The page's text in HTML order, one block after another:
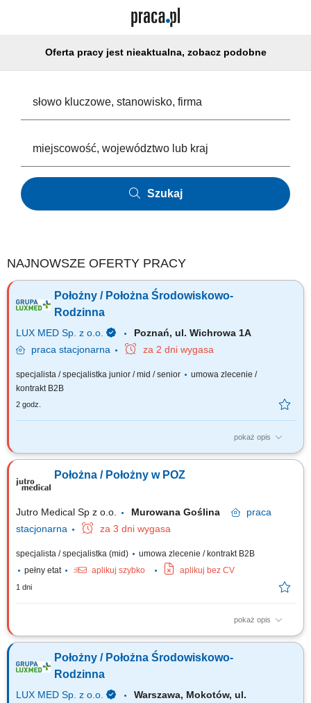
Oferta pracy jest nieaktualna, zobacz podobne
Szukaj
NAJNOWSZE OFERTY PRACY
Położny / Położna Środowiskowo-
Rodzinna
LUX MED Sp. z o.o.
Poznań, ul. Wichrowa 1A
praca stacjonarna za 2 dni wygasa
specjalista / specjalistka junior / mid / senior
umowa zlecenie /
kontrakt B2B
2 godz.
pokaż opis
​Zapraszamy do współpracy w Centrum Medycznym LUX MED przy ul.
zatrudnienie w największej grupie medycznej w Polsce; zatrudnienie w
ramach umowy zlecenie lub kontraktu gospodarczego;​ rynkowe
Położna / Położny w POZ
Jutro Medical Sp z o.o. Murowana Goślina
praca
stacjonarna
za 3 dni wygasa
specjalista / specjalistka (mid)
umowa zlecenie / kontrakt B2B
pełny etat
aplikuj szybko aplikuj bez CV
1 dni
pokaż opis
Opis stanowiska Sprawowanie kompleksowej, zindywidualizowanej
nowoczesnej sieci medycyny rodzinnej. Realizowanie profesjonalnych
wizyt patronażowych w domach pacjentek, obejmujących monitorowanie
Położny / Położna Środowiskowo-
Rodzinna
LUX MED Sp. z o.o.
Warszawa, Mokotów, ul.